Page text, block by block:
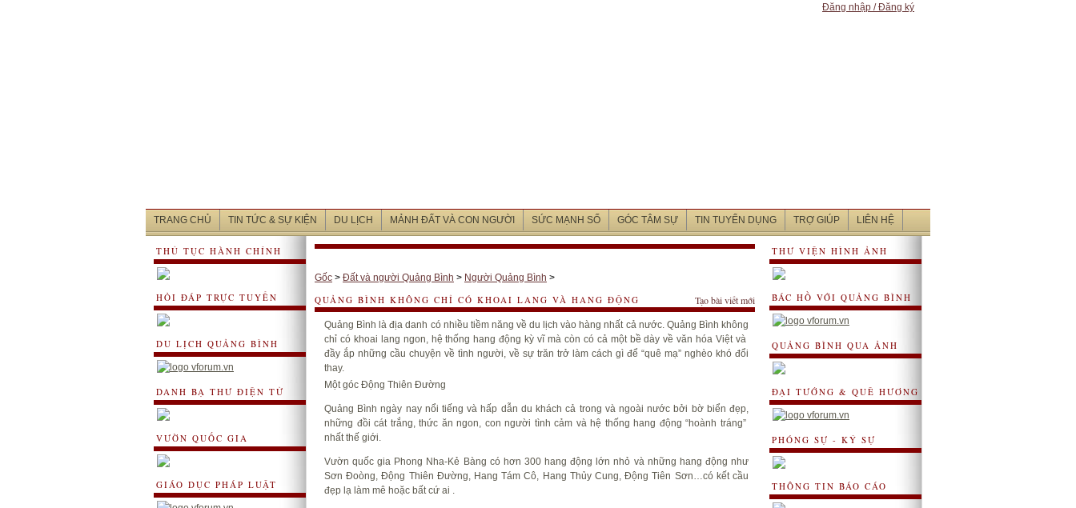
Đăng nhập / Đăng ký
TRANG CHỦ TIN TỨC & SỰ KIỆN DU LỊCH MẢNH ĐẤT VÀ CON NGƯỜI SỨC MẠNH SỐ GÓC TÂM SỰ TIN TUYỂN DỤNG TRỢ GIÚP LIÊN HỆ
THỦ TỤC HÀNH CHÍNH
HỎI ĐÁP TRỰC TUYẾN
DU LỊCH QUẢNG BÌNH
DANH BẠ THƯ ĐIỆN TỬ
VƯỜN QUỐC GIA
GIÁO DỤC PHÁP LUẬT
THƯ VIỆN HÌNH ẢNH
BÁC HỒ VỚI QUẢNG BÌNH
QUẢNG BÌNH QUA ẢNH
ĐẠI TƯỚNG & QUÊ HƯƠNG
PHÓNG SỰ - KÝ SỰ
THÔNG TIN BÁO CÁO
Gốc > Đất và người Quảng Bình > Người Quảng Bình >
Tạo bài viết mới
QUẢNG BÌNH KHÔNG CHỈ CÓ KHOAI LANG VÀ HANG ĐỘNG
Quảng Bình là địa danh có nhiều tiềm năng về du lịch vào hàng nhất cả nước. Quảng Bình không
chỉ có khoai lang ngon, hệ thống hang động kỳ vĩ mà còn có cả một bề dày về văn hóa Việt và
đầy ắp những cầu chuyện về tình người, về sự trăn trở làm cách gì để “quê mạ” nghèo khó đổi
thay.
Một góc Động Thiên Đường
Quảng Bình ngày nay nổi tiếng và hấp dẫn du khách cả trong và ngoài nước bởi bờ biển đẹp,
những đồi cát trắng, thức ăn ngon, con người tình cảm và hệ thống hang động “hoành tráng”
nhất thế giới.
Vườn quốc gia Phong Nha-Kẻ Bàng có hơn 300 hang động lớn nhỏ và những hang động như
Sơn Đoòng, Động Thiên Đường, Hang Tám Cô, Hang Thủy Cung, Động Tiên Sơn…có kết cầu
đẹp lạ làm mê hoặc bất cứ ai .